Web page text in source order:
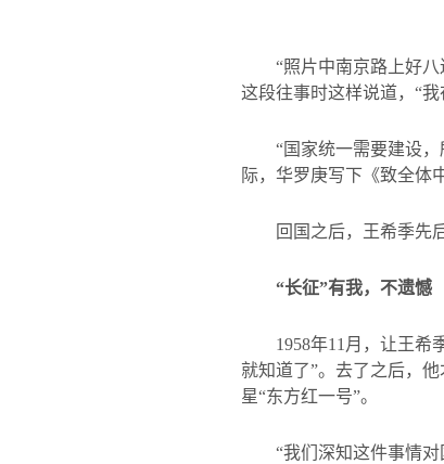
“照片中南京路上好
这段往事时这样说道，“
“国家统一需要建设
际，华罗庚写下《致全体
回国之后，王希季先
“长征”有我，不遗憾
1958年11 月，让王希
就知道了”。去了之后，
星“东方红一号”。
“我们深知这件事情